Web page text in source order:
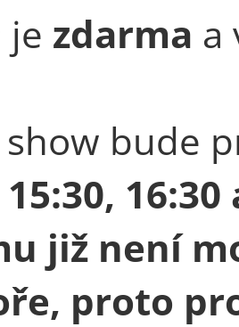
je zdarma a
show bude
již není
proto